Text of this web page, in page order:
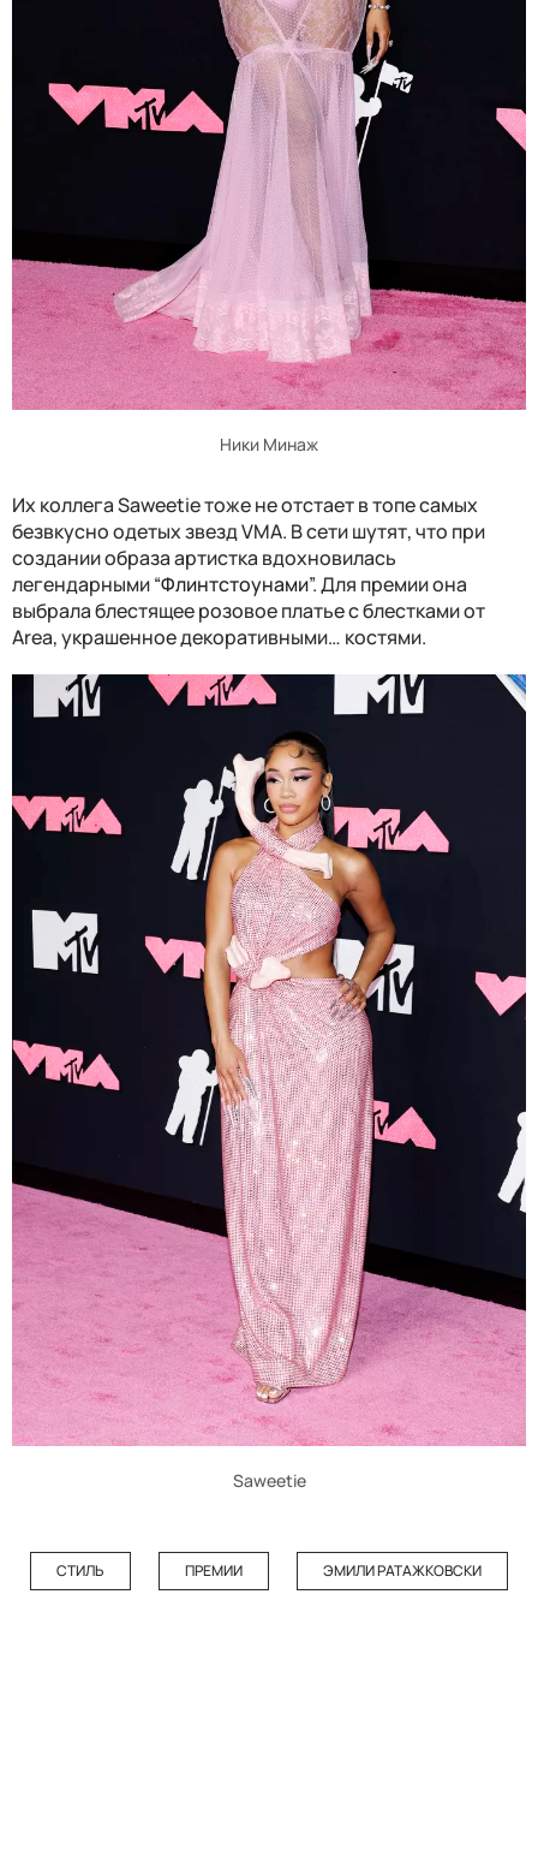
Ники Минаж
Их коллега Saweetie тоже не отстает в топе самых
безвкусно одетых звезд VMA. В сети шутят, что при
создании образа артистка вдохновилась
легендарными “Флинтстоунами”. Для премии она
выбрала блестящее розовое платье с блестками от
Area, украшенное декоративными… костями.
Saweetie
СТИЛЬ ПРЕМИИ ЭМИЛИ РАТАЖКОВСКИ